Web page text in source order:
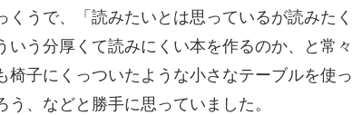
うで、「読みたいとは思っているが読みたく
う分厚くて読みにくい本を作るのか、と常々
子にくっついたような小さなテーブルを使っ
、などと勝手に思っていました。